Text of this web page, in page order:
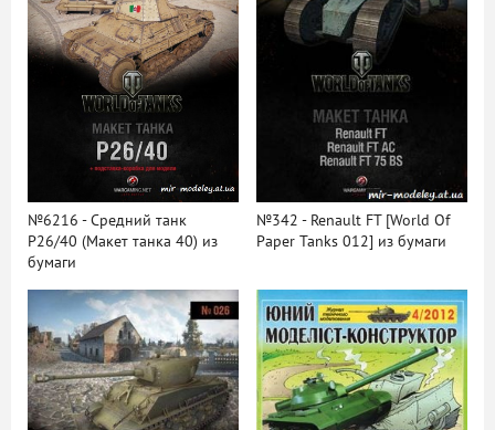
№6216 - Средний танк
P26/40 (Макет танка 40) из
бумаги
№342 - Renault FT [World Of
Paper Tanks 012] из бумаги